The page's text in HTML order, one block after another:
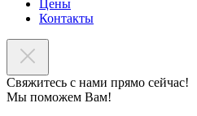
Цены
Контакты
Свяжитесь с нами прямо сейчас!
Мы поможем Вам!